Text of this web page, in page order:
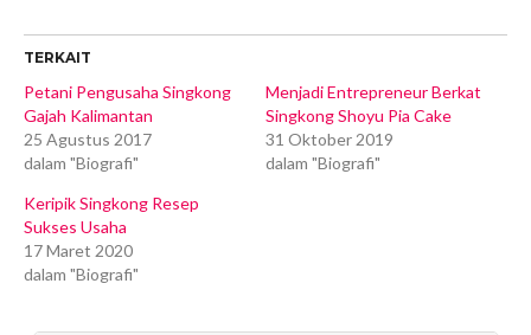
TERKAIT
Petani Pengusaha Singkong
Gajah Kalimantan
25 Agustus 2017
dalam "Biografi"
Menjadi Entrepreneur Berkat
Singkong Shoyu Pia Cake
31 Oktober 2019
dalam "Biografi"
Keripik Singkong Resep
Sukses Usaha
17 Maret 2020
dalam "Biografi"